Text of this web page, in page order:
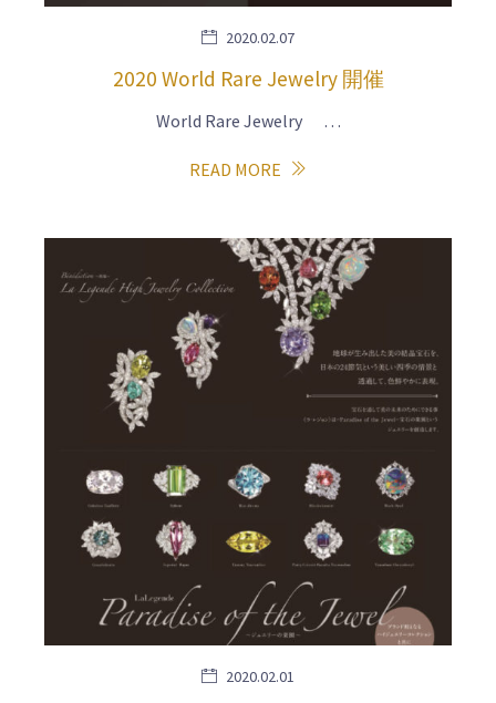
2020.02.07
2020 World Rare Jewelry 開催
World Rare Jewelry …
READ MORE
2020.02.01